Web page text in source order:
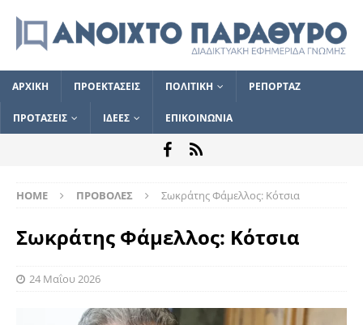
ΑΡΧΙΚΗ ΠΡΟΕΚΤΑΣΕΙΣ ΠΟΛΙΤΙΚΗ ΡΕΠΟΡΤΑΖ
ΠΡΟΤΑΣΕΙΣ ΙΔΕΕΣ ΕΠΙΚΟΙΝΩΝΙΑ
HOME ΠΡΟΒΟΛΕΣ Σωκράτης Φάμελλος: Κότσια
Σωκράτης Φάμελλος: Κότσια
24 Μαΐου 2026